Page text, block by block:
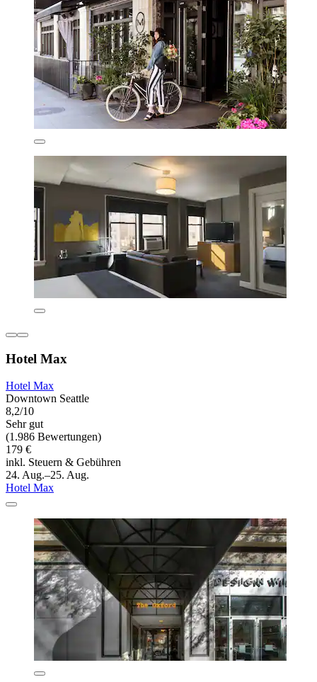
Hotel Max
Hotel Max
Downtown Seattle
8,2/10
Sehr gut
(1.986 Bewertungen)
179 €
inkl. Steuern & Gebühren
24. Aug.–25. Aug.
Hotel Max